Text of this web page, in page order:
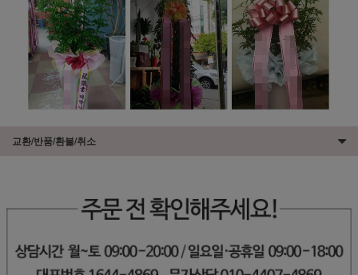
교환/반품/환불/취소